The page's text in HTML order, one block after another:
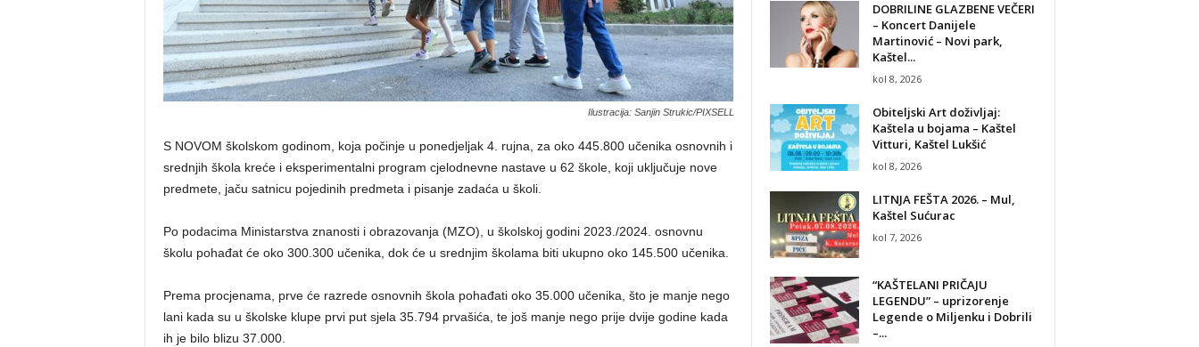
Ilustracija: Sanjin Strukic/PIXSELL
S NOVOM školskom godinom, koja počinje u ponedjeljak 4. rujna, za oko 445.800 učenika osnovnih i
srednjih škola kreće i eksperimentalni program cjelodnevne nastave u 62 škole, koji uključuje nove
predmete, jaču satnicu pojedinih predmeta i pisanje zadaća u školi.
Po podacima Ministarstva znanosti i obrazovanja (MZO), u školskoj godini 2023./2024. osnovnu
školu pohađat će oko 300.300 učenika, dok će u srednjim školama biti ukupno oko 145.500 učenika.
Prema procjenama, prve će razrede osnovnih škola pohađati oko 35.000 učenika, što je manje nego
lani kada su u školske klupe prvi put sjela 35.794 prvašića, te još manje nego prije dvije godine kada
ih je bilo blizu 37.000.
DOBRILINE GLAZBENE VEČERI
– Koncert Danijele
Martinović – Novi park,
Kaštel...
kol 8, 2026
Obiteljski Art doživljaj:
Kaštela u bojama – Kaštel
Vitturi, Kaštel Lukšić
kol 8, 2026
LITNJA FEŠTA 2026. – Mul,
Kaštel Sućurac
kol 7, 2026
“KAŠTELANI PRIČAJU
LEGENDU” – uprizorenje
Legende o Miljenku i Dobrili
–...